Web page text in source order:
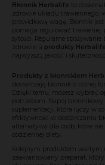
Błonnik Herbalife to
zdrowie układu trawiennego,
prawidłową wagę. Błonnik
pomaga regulować trawienie,
sytości. Regularne
zdrowie, a produkty Herbalife
najwyższą jakość i skuteczność.
Produkty z błonnikiem
dostarczają błonnik o różnej
Dzięki temu, możesz wybrać
potrzebom.
Napój
suplementacji, która łączy w
efektywność w dostarczaniu
alternatywa dla osób, które
codziennej diety.
Kolejnym produktem wartym
zaawansowany preparat,